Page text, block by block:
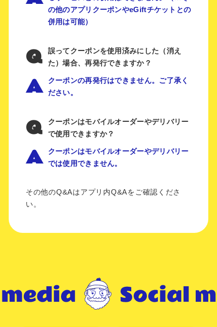
の他のアプリクーポンやeGiftチケットとの
併用は可能）
Q
誤ってクーポンを使用済みにした（消え
た）場合、再発行できますか？
A
クーポンの再発行はできません。ご了承く
ださい。
Q
クーポンはモバイルオーダーやデリバリー
で使用できますか？
A
クーポンはモバイルオーダーやデリバリー
では使用できません。
その他のQ&Aはアプリ内Q&Aをご確認くださ
い。